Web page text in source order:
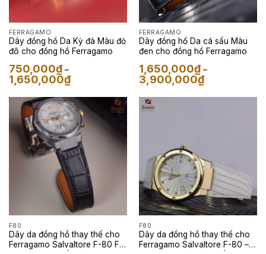
FERRAGAMO
Dây đồng hồ Da Kỳ đà Màu đỏ
đô cho đồng hồ Ferragamo
750,000₫ –
1,650,000₫Khoảng
giá:
750,000₫
đến
1,650,000₫
FERRAGAMO
Dây đồng hồ Da cá sấu Màu
đen cho đồng hồ Ferragamo
1,650,000₫ –
3,900,000₫Khoảng
giá:
F80
Dây da đồng hồ thay thế cho
Ferragamo Salvaltore F-80 FIH
F80
Dây da đồng hồ thay thế cho
Ferragamo Salvaltore F-80 –